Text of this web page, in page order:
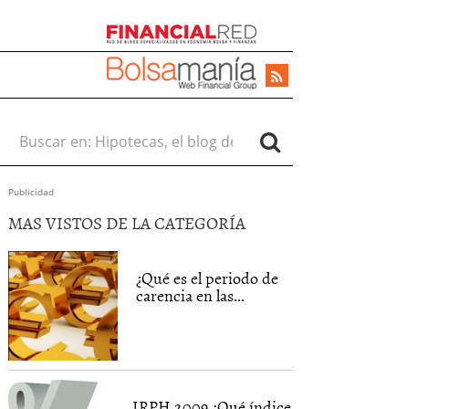
Buscar en:
Publicidad
MAS VISTOS DE LA CATEGORÍA
¿Qué es el periodo de
carencia en las...